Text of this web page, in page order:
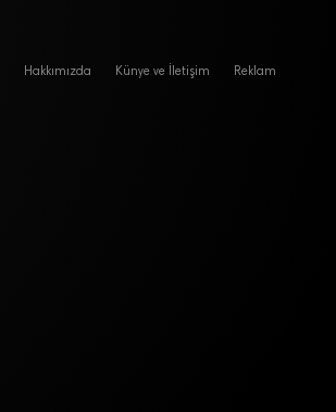
Hakkımızda Künye ve İletişim Reklam